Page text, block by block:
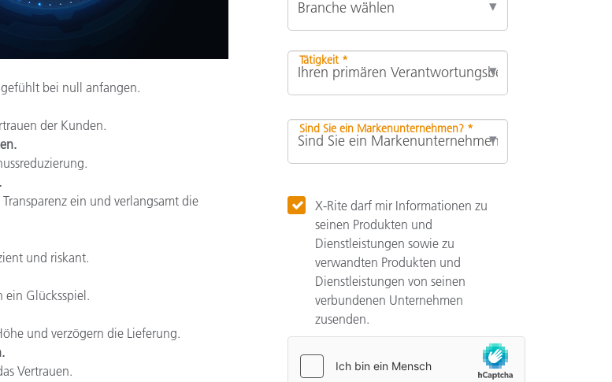
bei null anfangen.
der Kunden.
ein und verlangsamt die
und riskant.
ein Glücksspiel.
und verzögern die Lieferung.
Vertrauen.
Tätigkeit *
Sind Sie ein Markenunternehmen? *
X-Rite darf mir Informationen zu
seinen Produkten und
Dienstleistungen sowie zu
verwandten Produkten und
Dienstleistungen von seinen
verbundenen Unternehmen
zusenden.